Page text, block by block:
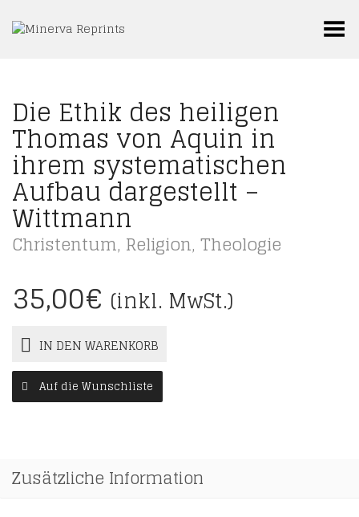
Toggle Menu
Die Ethik des heiligen
Thomas von Aquin in
ihrem systematischen
Aufbau dargestellt –
Wittmann
Christentum, Religion, Theologie
35,00€ (inkl. MwSt.)
IN DEN WARENKORB
Auf die Wunschliste
Zusätzliche Information